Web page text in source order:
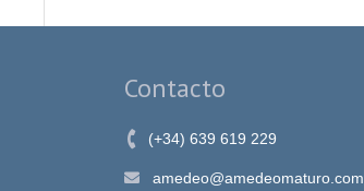
Contacto
(+34) 639 619 229
amedeo@amedeomaturo.com